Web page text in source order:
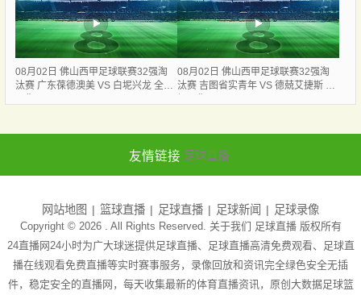
08月02日 佛山西甲足球联赛32强淘
汰赛 广东葆德澳美 VS 白坭兴龙 全场
08月02日 佛山西甲足球联赛32强淘
汰赛 吉图省实青年 VS 德兢艾捷斯 全
友情链接 足球直播
网站地图 篮球直播 足球直播 足球新闻 足球录像
Copyright © 2026 . All Rights Reserved. 关于我们 足球直播版权所有
24直播网24小时为广大球迷提供足球直播、足球直播高清免费观看、足球直
播在线观看免费直播等实时赛事服务，录像回放和资讯完全绿色安全无插
件，稳定安全的直播网，每天收集最新的体育直播资讯，原创大数据足球篮